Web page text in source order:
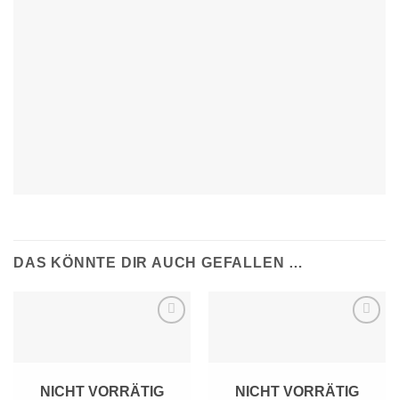
DAS KÖNNTE DIR AUCH GEFALLEN …
NICHT VORRÄTIG NICHT VORRÄTIG